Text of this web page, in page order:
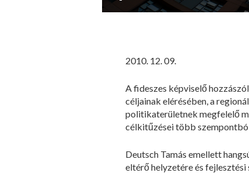
2010. 12. 09.
A fideszes képviselő
céljainak elérésében, a
politikaterületnek megfelelő
célkitűzései több
Deutsch Tamás emellett
eltérő helyzetére és fejlesztési